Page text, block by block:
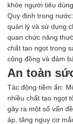
khỏe người tiêu dùng.
Quy định trong
quản lý và sử dụng
quan chức năng
chất tạo ngọt trong
cộng đồng và đảm
An toàn
Tác động tiềm ẩn:
nhiều chất tạo ngọt
gây ra một số vấn
áp, tăng nguy cơ